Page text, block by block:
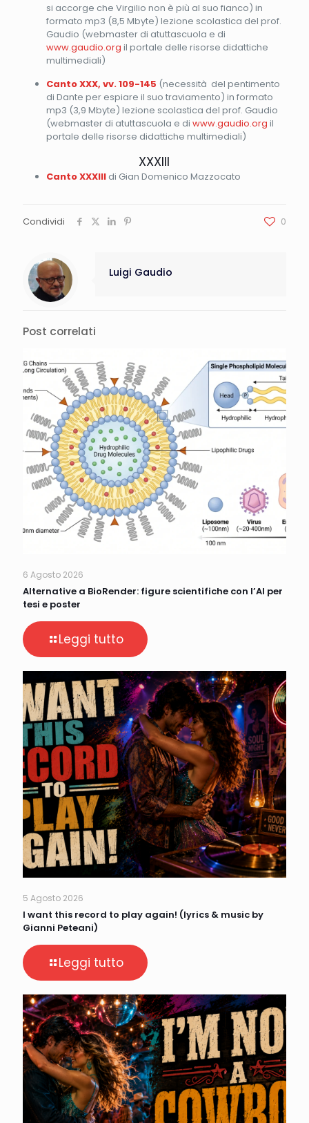
si accorge che Virgilio non è più al suo fianco) in
formato mp3 (8,5 Mbyte) lezione scolastica del prof.
Gaudio (webmaster di atuttascuola e di
www.gaudio.org il portale delle risorse didattiche
multimediali)
Canto XXX, vv. 109-145 (necessità del pentimento
di Dante per espiare il suo traviamento) in formato
mp3 (3,9 Mbyte) lezione scolastica del prof. Gaudio
(webmaster di atuttascuola e di www.gaudio.org il
portale delle risorse didattiche multimediali)
XXXIII
Canto XXXIIIdi Gian Domenico Mazzocato
Condividi 0
Luigi Gaudio
Post correlati
6 Agosto 2026
Alternative a BioRender: figure scientifiche con l’AI per
tesi e poster
Leggi tutto
5 Agosto 2026
I want this record to play again! (lyrics & music by
Gianni Peteani)
Leggi tutto